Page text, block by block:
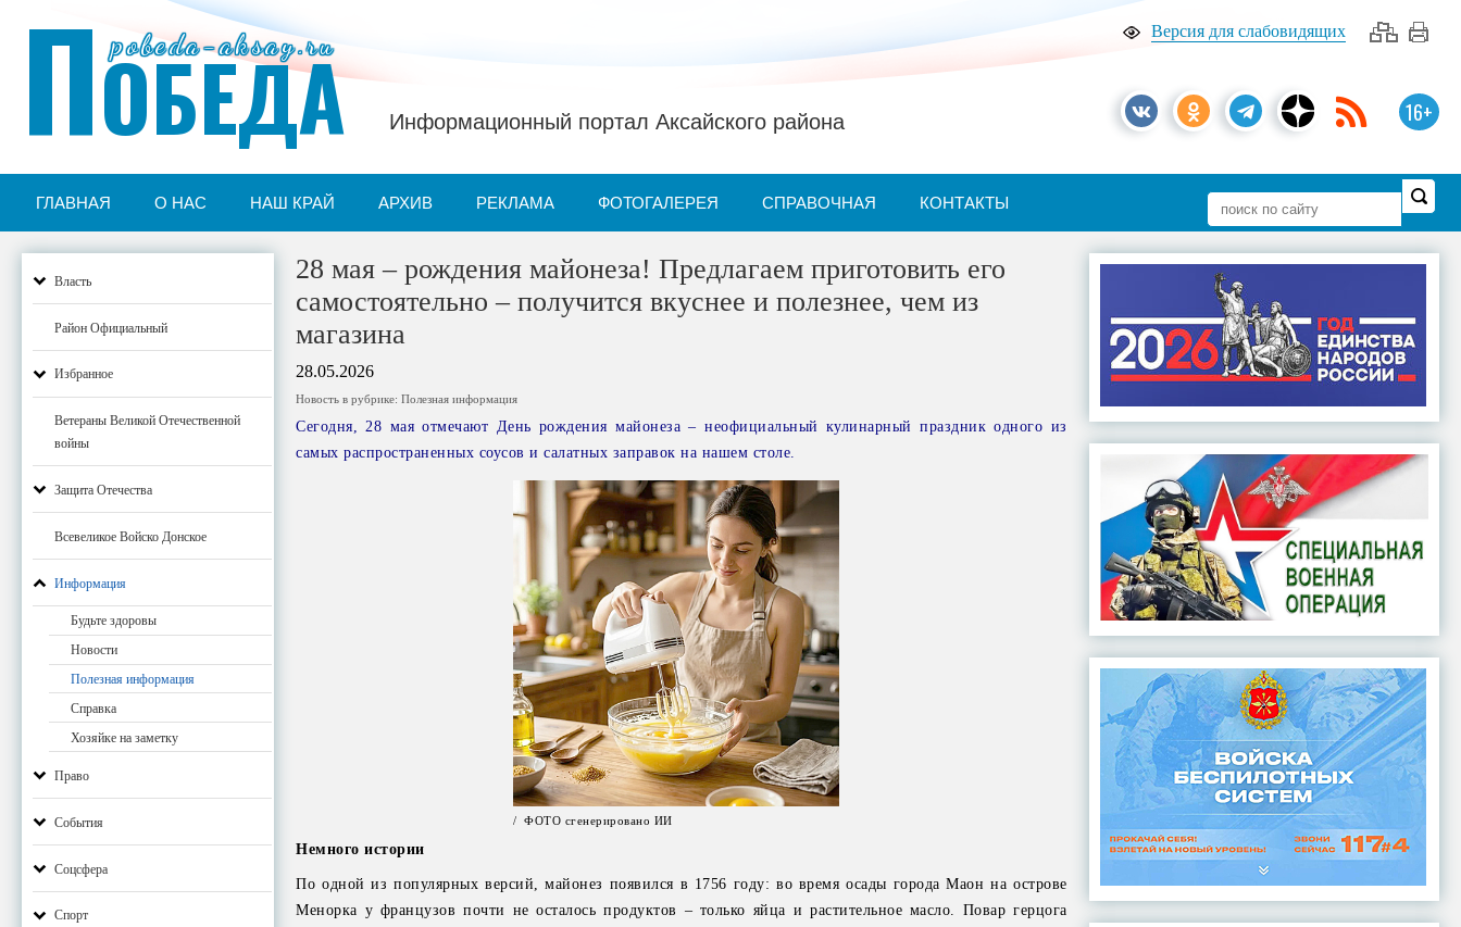
Версия для слабовидящих
16+
pobeda-aksay.ru
ПОБЕДА Информационный портал Аксайского района
ГЛАВНАЯ О НАС НАШ КРАЙ АРХИВ РЕКЛАМА ФОТОГАЛЕРЕЯ СПРАВОЧНАЯ КОНТАКТЫ
Власть
Район Официальный
Избранное
Ветераны Великой Отечественной
войны
Защита Отечества
Всевеликое Войско Донское
Информация
Будьте здоровы
Новости
Полезная информация
Справка
Хозяйке на заметку
Право
События
Соцсфера
Спорт
28 мая – рождения майонеза! Предлагаем приготовить его
самостоятельно – получится вкуснее и полезнее, чем из
магазина
28.05.2026
Новость в рубрике:Полезная информация
Сегодня, 28 мая отмечают День рождения майонеза – неофициальный кулинарный праздник одного из
самых распространенных соусов и салатных заправок на нашем столе.
/ ФОТО сгенерировано ИИ
Немного истории
По одной из популярных версий, майонез появился в 1756 году: во время осады города Маон на острове
Менорка у французов почти не осталось продуктов – только яйца и растительное масло. Повар герцога